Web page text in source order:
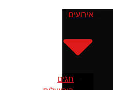
אירועים
חגים